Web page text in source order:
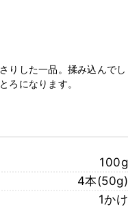
りした一品。揉み込んでし
ろになります。
100g
4本(50g)
1かけ